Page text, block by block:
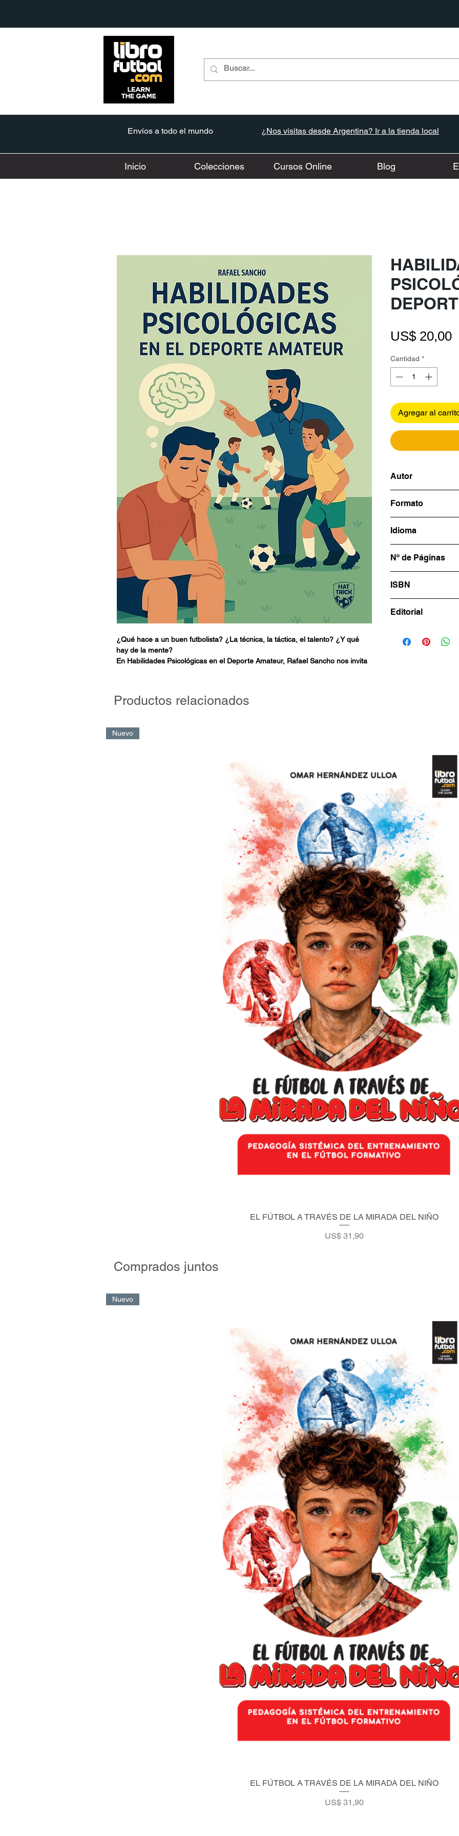
Envíos a todo el mundo ¿Nos visitas desde Argentina? Ir a la tienda local
Inicio Colecciones Cursos Online Blog
¿Qué hace a un buen futbolista? ¿La técnica, la táctica, el talento? ¿Y qué
hay de la mente?
En Habilidades Psicológicas en el Deporte Amateur, Rafael Sancho nos invita
Con una base sólida en la psicología deportiva y una profunda sensibilidad por
más conscientes y más saludables.
US$ 20,00
Cantidad *
Agregar al
Autor
Formato
Idioma
Nº de Páginas
ISBN
Editorial
Productos relacionados
Vista rápida
Nuevo
EL FÚTBOL A TRAVÉS DE LA MIRADA DEL NIÑO
Precio
US$ 31,90
Comprados juntos
Vista rápida
Nuevo
EL FÚTBOL A TRAVÉS DE LA MIRADA DEL NIÑO
Precio
US$ 31,90